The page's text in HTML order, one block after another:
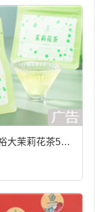
大茉莉花茶50g